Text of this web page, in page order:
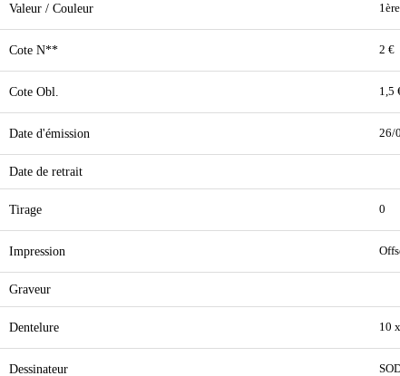
Valeur / Couleur
Cote N** 2 €
Cote Obl. 1,5
Date d'émission 26/
Date de retrait
Tirage 0
Impression
Graveur
Dentelure 10
Dessinateur